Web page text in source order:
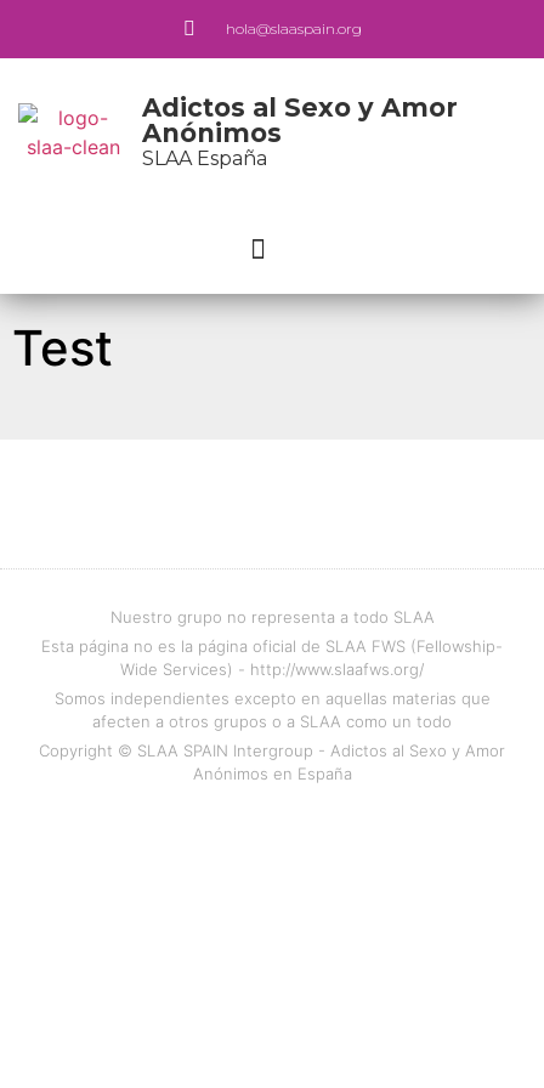
hola@slaaspain.org
Adictos al Sexo y Amor
Anónimos
SLAA España
Test
Nuestro grupo no representa a todo SLAA
Esta página no es la página oficial de SLAA FWS (Fellowship-
Wide Services) - http://www.slaafws.org/
Somos independientes excepto en aquellas materias que
afecten a otros grupos o a SLAA como un todo
Copyright © SLAA SPAIN Intergroup - Adictos al Sexo y Amor
Anónimos en España